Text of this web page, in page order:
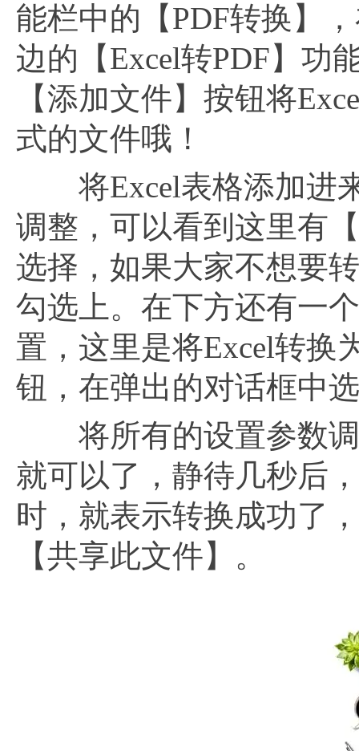
能栏中的【PDF转换】
边的【Excel转PDF】功
【添加文件】按钮将
式的文件哦！
将Excel表格添加进来
调整，可以看到这里有
选择，如果大家不想要
勾选上。在下方还有一
置，这里是将Excel转换
钮，在弹出的对话框中
将所有的设置参数调
就可以了，静待几秒后
时，就表示转换成功了
【共享此文件】。